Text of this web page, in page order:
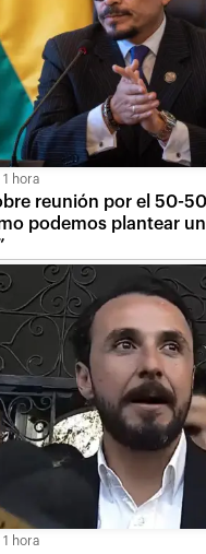
1 hora
reunión por el 50-
podemos plantear
1 hora